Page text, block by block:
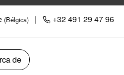
(Bélgica) | +32 491 29 47 96
de